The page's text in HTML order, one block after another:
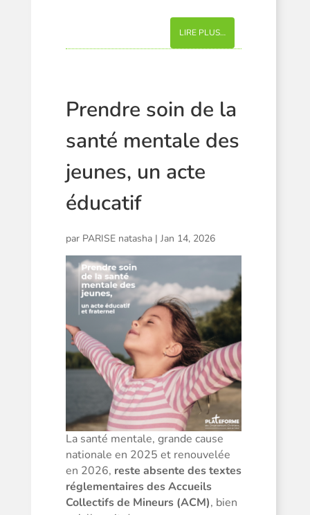
LIRE PLUS…
Prendre soin de la
santé mentale des
jeunes, un acte
éducatif
par PARISE natasha| Jan 14, 2026
La santé mentale, grande cause
nationale en 2025 et renouvelée
en 2026, reste absente des textes
réglementaires des Accueils
Collectifs de Mineurs (ACM), bien